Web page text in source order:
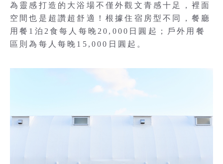
為靈感打造的大浴場不僅外觀文青感十足，裡面
空間也是超讚超舒適！根據住宿房型不同，餐廳
用餐1泊2食每人每晚20,000日圓起；戶外用餐
區則為每人每晚15,000日圓起。